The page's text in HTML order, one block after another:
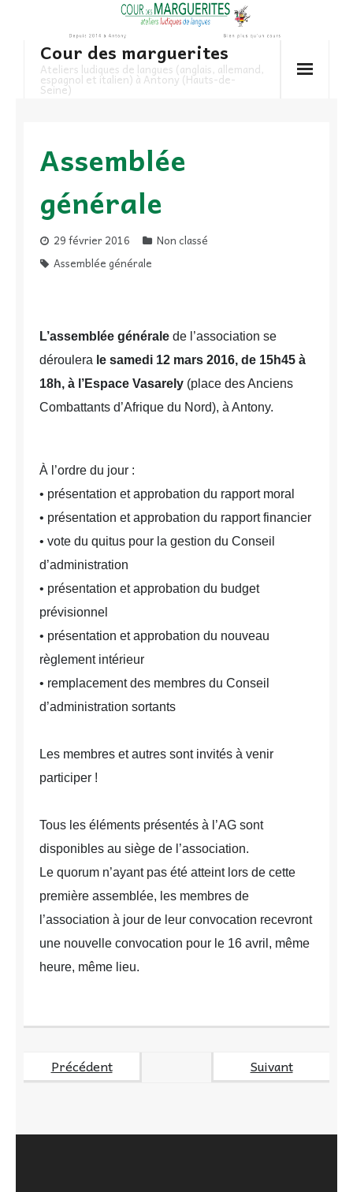
content
Cour des marguerites
Ateliers ludiques de langues (anglais, allemand,
espagnol et italien) à Antony (Hauts-de-
Seine)
Assemblée
générale
29 février 2016
Non classé
Assemblée générale
L’assemblée générale de l’association se
déroulera le samedi 12 mars 2016, de 15h45 à
18h, à l’Espace Vasarely (place des Anciens
Combattants d’Afrique du Nord), à Antony.
À l’ordre du jour :
• présentation et approbation du rapport moral
• présentation et approbation du rapport financier
• vote du quitus pour la gestion du Conseil
d’administration
• présentation et approbation du budget
prévisionnel
• présentation et approbation du nouveau
règlement intérieur
• remplacement des membres du Conseil
d’administration sortants
Les membres et autres sont invités à venir
participer !
Tous les éléments présentés à l’AG sont
disponibles au siège de l’association.
Le quorum n’ayant pas été atteint lors de cette
première assemblée, les membres de
l’association à jour de leur convocation recevront
une nouvelle convocation pour le 16 avril, même
heure, même lieu.
Précédent Suivant